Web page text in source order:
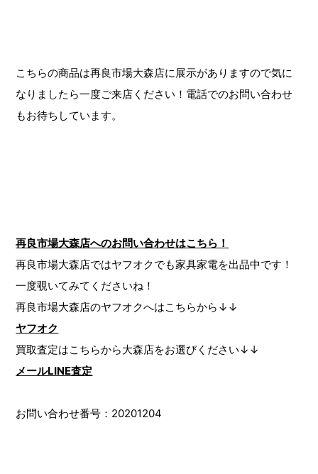
こちらの商品は再良市場大森店に展示がありますので気に
なりましたら一度ご来店ください！電話でのお問い合わせ
もお待ちしています。
再良市場大森店へのお問い合わせはこちら！
再良市場大森店ではヤフオクでも家具家電を出品中です！
一度覗いてみてくださいね！
再良市場大森店のヤフオクへはこちらから↓↓
ヤフオク
買取査定はこちらから大森店をお選びください↓↓
メールLINE査定
お問い合わせ番号：20201204